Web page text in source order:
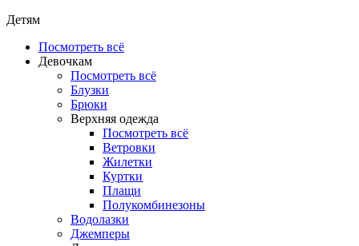
Детям
Посмотреть всё
Девочкам
Посмотреть всё
Блузки
Брюки
Верхняя одежда
Посмотреть всё
Ветровки
Жилетки
Куртки
Плащи
Полукомбинезоны
Водолазки
Джемперы